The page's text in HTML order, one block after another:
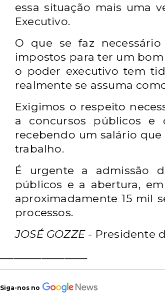
essa situação mais uma
Executivo.
O que se faz
impostos para ter um
o poder executivo tem
realmente se assuma
Exigimos o respeito
a concursos públicos e
recebendo um salário
trabalho.
É urgente a admissão
públicos e a abertura,
aproximadamente 15 mil
processos.
JOSÉ GOZZE- Presidente
Siga-nos no